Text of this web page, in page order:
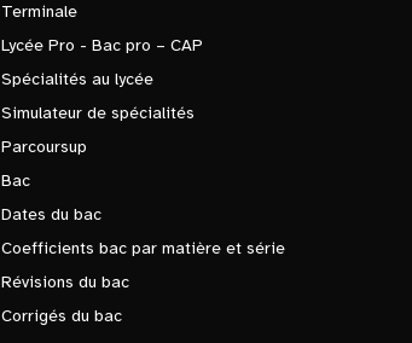
Terminale
Lycée Pro - Bac pro – CAP
Spécialités au lycée
Simulateur de spécialités
Parcoursup
Bac
Dates du bac
Coefficients bac par matière et série
Révisions du bac
Corrigés du bac